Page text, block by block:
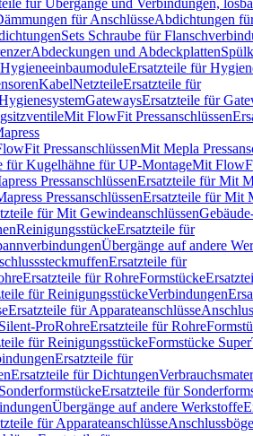
für Übergänge und Verbindungen,
für AnschlüsseAbdichtungen
Sets Schraube für
Abdeckungen und Abdeckplatten
HygieneeinbaumoduleErsatzteile für
KabelNetzteileErsatzteile für
GatewaysErsatzteile für
Mit FlowFit Pressanschlüssen
PressanschlüssenMit Mepla
für Kugelhähne für UP-MontageMit
PressanschlüssenErsatzteile für Mit
PressanschlüssenErsatzteile für Mit
für Mit Gewindeanschlüssen
ReinigungsstückeErsatzteile für
Übergänge auf andere
Ersatzteile für
Ersatzteile für RohreFormstücke
für ReinigungsstückeVerbindungen
Ersatzteile für Apparateanschlüsse
ProRohreErsatzteile für Rohre
für ReinigungsstückeFormstücke
Ersatzteile für
Ersatzteile für Dichtungen
SonderformstückeErsatzteile für
Übergänge auf andere Werkstoffe
für Apparateanschlüsse